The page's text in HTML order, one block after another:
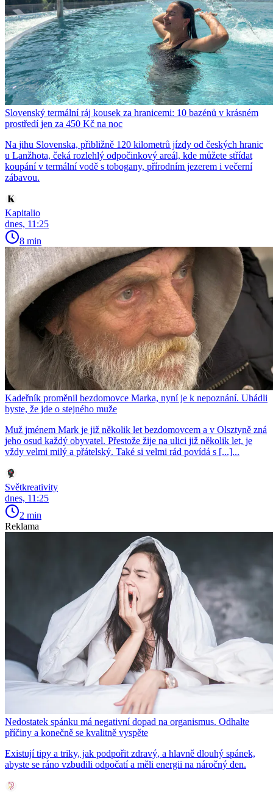
Slovenský termální ráj kousek za hranicemi: 10 bazénů v krásném
prostředí jen za 450 Kč na noc
Na jihu Slovenska, přibližně 120 kilometrů jízdy od českých hranic
u Lanžhota, čeká rozlehlý odpočinkový areál, kde můžete střídat
koupání v termální vodě s tobogany, přírodním jezerem i večerní
zábavou.
Kapitalio
dnes, 11:25
8 min
Kadeřník proměnil bezdomovce Marka, nyní je k nepoznání. Uhádli
byste, že jde o stejného muže
Muž jménem Mark je již několik let bezdomovcem a v Olsztyně zná
jeho osud každý obyvatel. Přestože žije na ulici již několik let, je
vždy velmi milý a přátelský. Také si velmi rád povídá s [...]...
Světkreativity
dnes, 11:25
2 min
Reklama
Nedostatek spánku má negativní dopad na organismus. Odhalte
příčiny a konečně se kvalitně vyspěte
Existují tipy a triky, jak podpořit zdravý, a hlavně dlouhý spánek,
abyste se ráno vzbudili odpočatí a měli energii na náročný den.